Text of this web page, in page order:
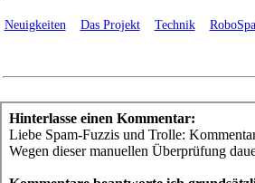
Neuigkeiten Das Projekt Technik